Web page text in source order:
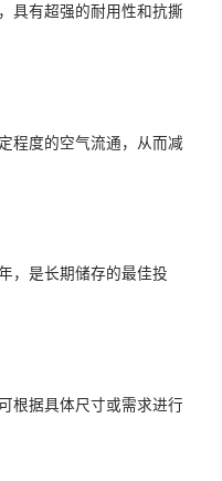
具有超强的耐用性和抗撕
程度的空气流通，从而减
，是长期储存的最佳投
根据具体尺寸或需求进行